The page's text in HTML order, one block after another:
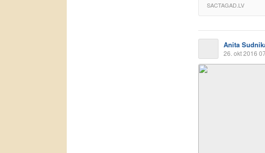
SACTAGAD.LV
Anita
26. okt 2016